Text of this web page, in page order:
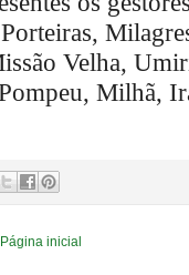
Velha,
Milhã,
Página inicial